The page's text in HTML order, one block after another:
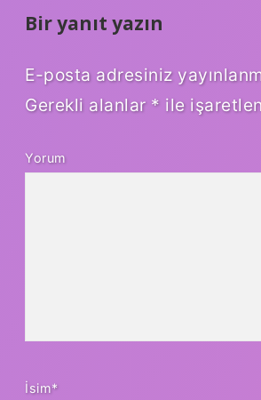
Bir yanıt yazın
E-posta adresiniz
Gerekli alanlar * ile
Yorum
İsim*